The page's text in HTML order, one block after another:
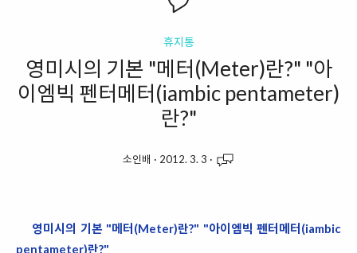
휴지통
영미시의 기본 "메터(Meter)란?" "아
이엠빅 펜터메터(iambic pentameter)
란?"
소인배 · 2012. 3. 3 ·
영미시의 기본 "메터(Meter)란?" "아이엠빅 펜터메터(iambic
pentameter)란?"